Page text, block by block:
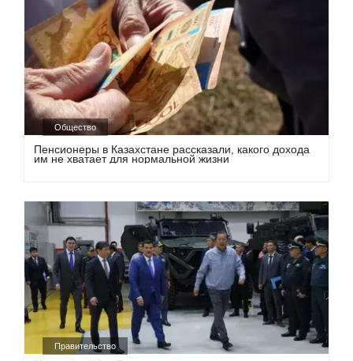
Общество
Пенсионеры в Казахстане рассказали, какого дохода
им не хватает для нормальной жизни
Правительство